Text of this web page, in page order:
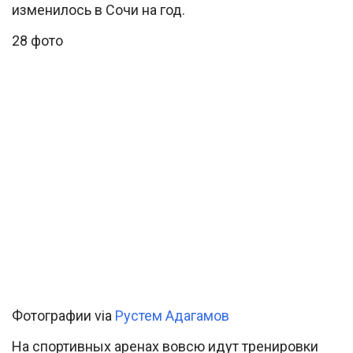
изменилось в Сочи на год.
28 фото
Фотографии via Рустем Адагамов
На спортивных аренах вовсю идут тренировки